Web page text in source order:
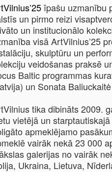
īpašu uzmanību
un pirmo reizi
un institucionālo
visā ArtVilnius’25
skulptūru un
veidošanas praksē
Baltic programmas
un Sonata
tika dibināts 2009.
vietējā un
apmeklējamo
vairāk nekā 23 000
galerijas no vairāk
Ukraina, Lietuva,